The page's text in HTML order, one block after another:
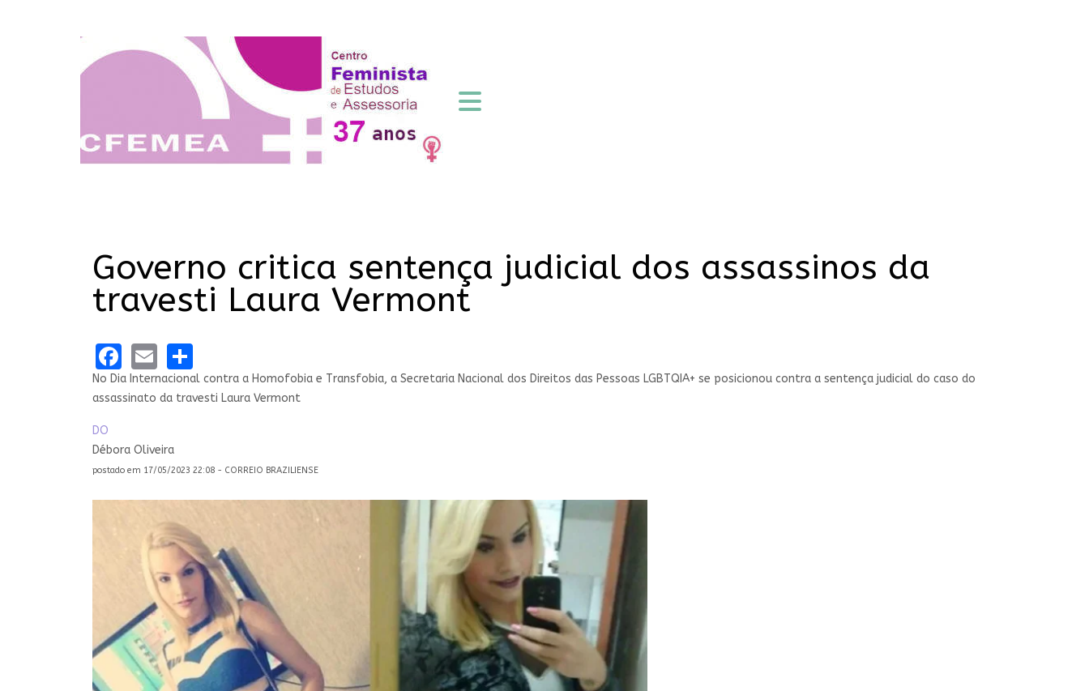
Governo critica sentença judicial dos assassinos da
travesti Laura Vermont
Facebook
Email
No Dia Internacional contra a Homofobia e Transfobia, a Secretaria Nacional dos Direitos das Pessoas LGBTQIA+ se posicionou contra a sentença judicial do caso do
assassinato da travesti Laura Vermont
DO
Débora Oliveira
postado em 17/05/2023 22:08 - CORREIO BRAZILIENSE